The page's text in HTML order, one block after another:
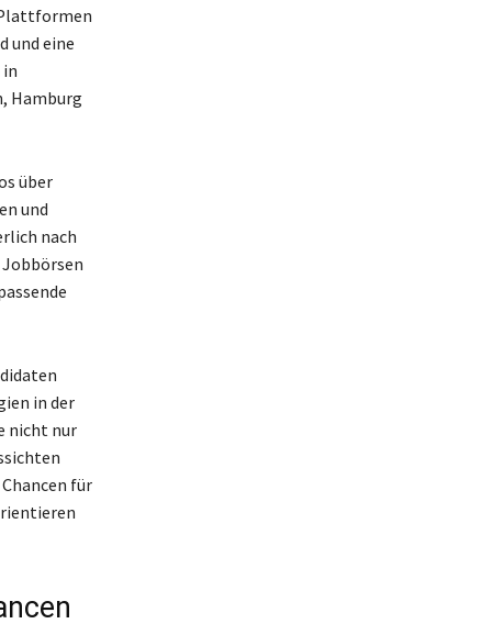
und eine
Hamburg
über
und
nach
in der
nicht nur
für